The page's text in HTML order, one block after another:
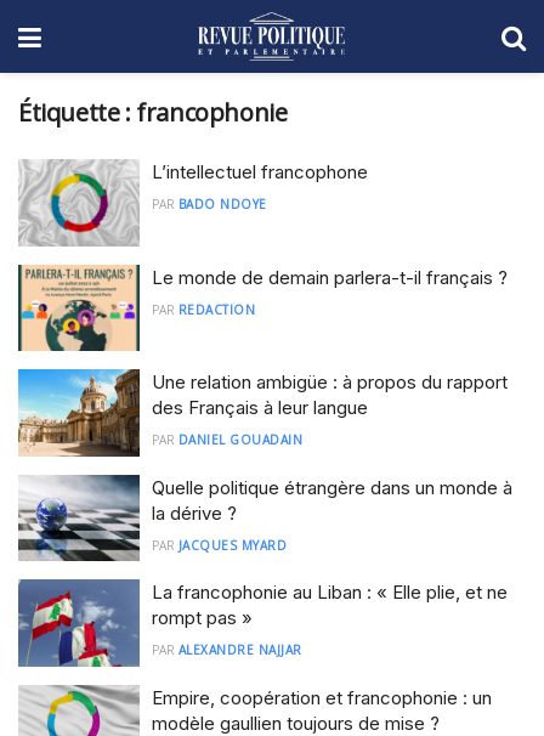
Étiquette : francophonie
L’intellectuel francophone
PAR BADO NDOYE
Le monde de demain parlera-t-il français ?
PAR REDACTION
Une relation ambigüe : à propos du rapport
des Français à leur langue
PAR DANIEL GOUADAIN
Quelle politique étrangère dans un monde à
la dérive ?
PAR JACQUES MYARD
La francophonie au Liban : « Elle plie, et ne
rompt pas »
PAR ALEXANDRE NAJJAR
Empire, coopération et francophonie : un
modèle gaullien toujours de mise ?